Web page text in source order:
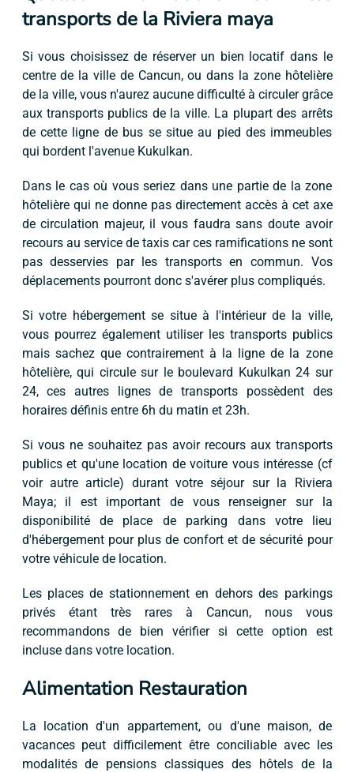
transports de la Riviera maya
Si vous choisissez de réserver un bien locatif dans le
centre de la ville de Cancun, ou dans la zone hôtelière
de la ville, vous n'aurez aucune difficulté à circuler grâce
aux transports publics de la ville. La plupart des arrêts
de cette ligne de bus se situe au pied des immeubles
qui bordent l'avenue Kukulkan.
Dans le cas où vous seriez dans une partie de la zone
hôtelière qui ne donne pas directement accès à cet axe
de circulation majeur, il vous faudra sans doute avoir
recours au service de taxis car ces ramifications ne sont
pas desservies par les transports en commun. Vos
déplacements pourront donc s'avérer plus compliqués.
Si votre hébergement se situe à l'intérieur de la ville,
vous pourrez également utiliser les transports publics
mais sachez que contrairement à la ligne de la zone
hôtelière, qui circule sur le boulevard Kukulkan 24 sur
24, ces autres lignes de transports possèdent des
horaires définis entre 6h du matin et 23h.
Si vous ne souhaitez pas avoir recours aux transports
publics et qu'une location de voiture vous intéresse (cf
voir autre article) durant votre séjour sur la Riviera
Maya; il est important de vous renseigner sur la
disponibilité de place de parking dans votre lieu
d'hébergement pour plus de confort et de sécurité pour
votre véhicule de location.
Les places de stationnement en dehors des parkings
privés étant très rares à Cancun, nous vous
recommandons de bien vérifier si cette option est
incluse dans votre location.
Alimentation Restauration
La location d'un appartement, ou d'une maison, de
vacances peut difficilement être conciliable avec les
modalités de pensions classiques des hôtels de la